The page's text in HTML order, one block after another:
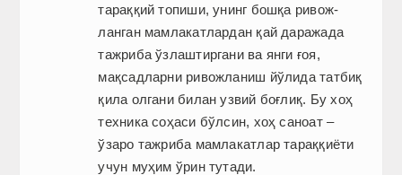
тараққий топиши, унинг бошқа ривож­
ланган мамлакатлардан қай даражада
тажриба ўзлаштиргани ва янги ғоя,
мақсадларни ривожланиш йўлида татбиқ
қила олгани билан узвий боғлиқ. Бу хоҳ
техника соҳаси бўлсин, хоҳ саноат –
ўзаро тажриба мамлакатлар тараққиёти
учун муҳим ўрин тутади.